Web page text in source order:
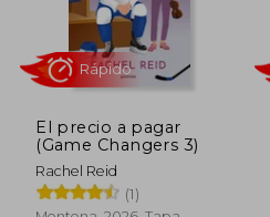
Rápido
El precio a pagar
(Game Changers 3)
Rachel Reid
(1)